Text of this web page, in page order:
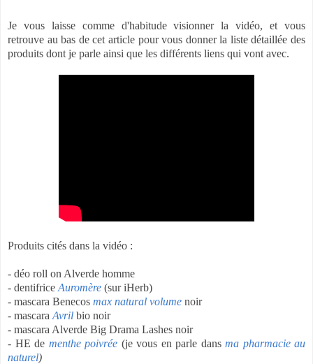
Je vous laisse comme d'habitude visionner la vidéo, et vous
retrouve au bas de cet article pour vous donner la liste détaillée des
produits dont je parle ainsi que les différents liens qui vont avec.
Produits cités dans la vidéo :
- déo roll on Alverde homme
- dentifrice Auromère (sur iHerb)
- mascara Benecos max natural volume noir
- mascara Avril bio noir
- mascara Alverde Big Drama Lashes noir
- HE de menthe poivrée (je vous en parle dans ma pharmacie au
naturel)